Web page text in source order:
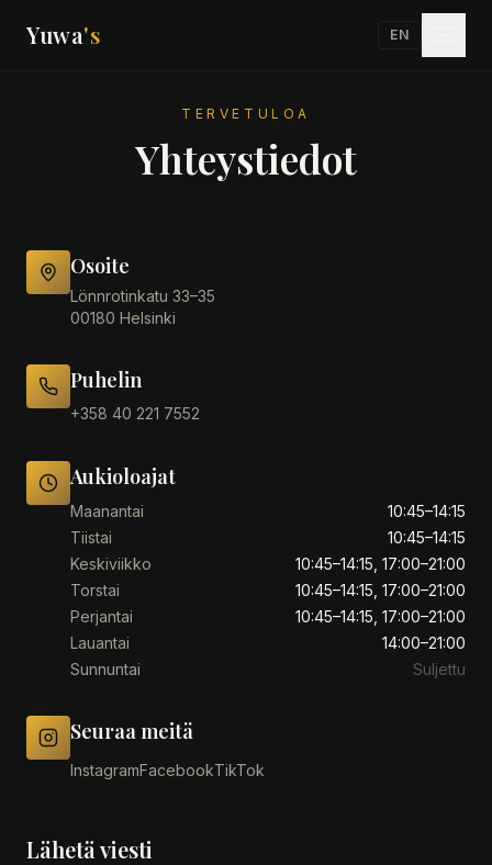
Yuwa's EN
TERVETULOA
Yhteystiedot
Osoite
Lönnrotinkatu 33–35
00180 Helsinki
Puhelin
+358 40 221 7552
Aukioloajat
Maanantai
10:45–14:15
Tiistai
10:45–14:15
Keskiviikko
10:45–14:15, 17:00–21:00
Torstai
10:45–14:15, 17:00–21:00
Perjantai
10:45–14:15, 17:00–21:00
Lauantai
14:00–21:00
Sunnuntai
Suljettu
Seuraa meitä
InstagramFacebookTikTok
Lähetä viesti